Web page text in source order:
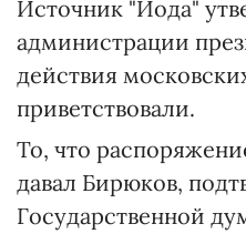
Источник "Йода"
администрации
действия
приветствовали.
То, что
давал Бирюков,
Государственной